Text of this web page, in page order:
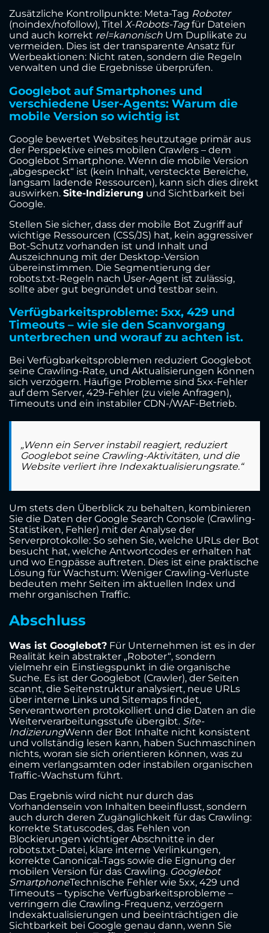
Zusätzliche Kontrollpunkte: Meta-Tag Roboter
(noindex/nofollow), Titel X-Robots-Tagfür Dateien
und auch korrekt rel=kanonisch Um Duplikate zu
vermeiden. Dies ist der transparente Ansatz für
Werbeaktionen: Nicht raten, sondern die Regeln
verwalten und die Ergebnisse überprüfen.
Googlebot auf Smartphones und
verschiedene User-Agents: Warum die
mobile Version so wichtig ist
Google bewertet Websites heutzutage primär aus
der Perspektive eines mobilen Crawlers – dem
Googlebot Smartphone. Wenn die mobile Version
„abgespeckt“ ist (kein Inhalt, versteckte Bereiche,
langsam ladende Ressourcen), kann sich dies direkt
auswirken. Site-Indizierung und Sichtbarkeit bei
Google.
Stellen Sie sicher, dass der mobile Bot Zugriff auf
wichtige Ressourcen (CSS/JS) hat, kein aggressiver
Bot-Schutz vorhanden ist und Inhalt und
Auszeichnung mit der Desktop-Version
übereinstimmen. Die Segmentierung der
robots.txt-Regeln nach User-Agent ist zulässig,
sollte aber gut begründet und testbar sein.
Verfügbarkeitsprobleme: 5xx, 429 und
Timeouts – wie sie den Scanvorgang
unterbrechen und worauf zu achten ist.
Bei Verfügbarkeitsproblemen reduziert Googlebot
seine Crawling-Rate, und Aktualisierungen können
sich verzögern. Häufige Probleme sind 5xx-Fehler
auf dem Server, 429-Fehler (zu viele Anfragen),
Timeouts und ein instabiler CDN-/WAF-Betrieb.
„Wenn ein Server instabil reagiert, reduziert
Googlebot seine Crawling-Aktivitäten, und die
Website verliert ihre Indexaktualisierungsrate.“
Um stets den Überblick zu behalten, kombinieren
Sie die Daten der Google Search Console (Crawling-
Statistiken, Fehler) mit der Analyse der
Serverprotokolle: So sehen Sie, welche URLs der Bot
besucht hat, welche Antwortcodes er erhalten hat
und wo Engpässe auftreten. Dies ist eine praktische
Lösung für Wachstum: Weniger Crawling-Verluste
bedeuten mehr Seiten im aktuellen Index und
mehr organischen Traffic.
Abschluss
Was ist Googlebot? Für Unternehmen ist es in der
Realität kein abstrakter „Roboter“, sondern
vielmehr ein Einstiegspunkt in die organische
Suche. Es ist der Googlebot (Crawler), der Seiten
scannt, die Seitenstruktur analysiert, neue URLs
über interne Links und Sitemaps findet,
Serverantworten protokolliert und die Daten an die
Weiterverarbeitungsstufe übergibt. Site-
IndizierungWenn der Bot Inhalte nicht konsistent
und vollständig lesen kann, haben Suchmaschinen
nichts, woran sie sich orientieren können, was zu
einem verlangsamten oder instabilen organischen
Traffic-Wachstum führt.
Das Ergebnis wird nicht nur durch das
Vorhandensein von Inhalten beeinflusst, sondern
auch durch deren Zugänglichkeit für das Crawling:
korrekte Statuscodes, das Fehlen von
Blockierungen wichtiger Abschnitte in der
robots.txt-Datei, klare interne Verlinkungen,
korrekte Canonical-Tags sowie die Eignung der
mobilen Version für das Crawling. Googlebot
SmartphoneTechnische Fehler wie 5xx, 429 und
Timeouts – typische Verfügbarkeitsprobleme –
verringern die Crawling-Frequenz, verzögern
Indexaktualisierungen und beeinträchtigen die
Sichtbarkeit bei Google genau dann, wenn Sie